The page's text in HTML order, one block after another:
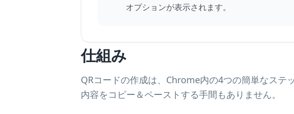
オプションが表示されます。
仕組み
QRコードの作成は、Chrome内の4つの簡単なステ
内容をコピー＆ペーストする手間もありません。